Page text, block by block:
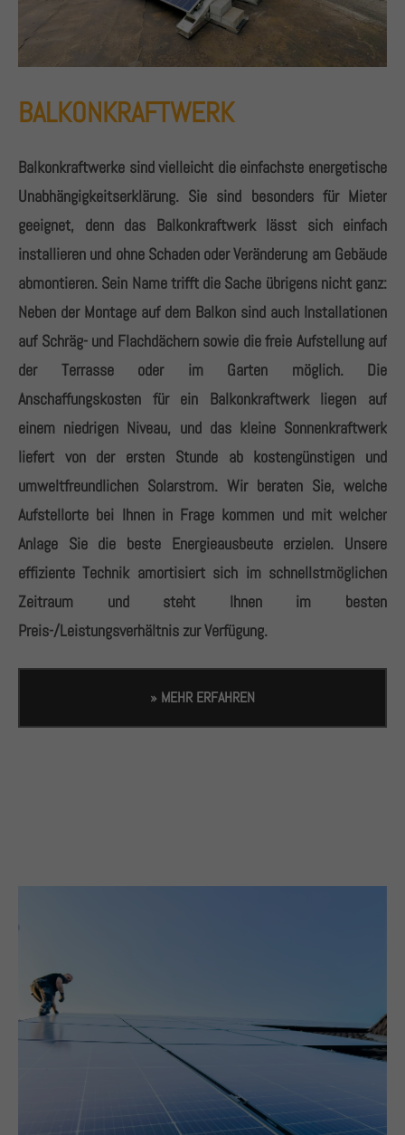
BALKONKRAFTWERK
Balkonkraftwerke sind vielleicht die einfachste energetische
Unabhängigkeitserklärung. Sie sind besonders für Mieter
geeignet, denn das Balkonkraftwerk lässt sich einfach
installieren und ohne Schaden oder Veränderung am Gebäude
abmontieren. Sein Name trifft die Sache übrigens nicht ganz:
Neben der Montage auf dem Balkon sind auch Installationen
auf Schräg- und Flachdächern sowie die freie Aufstellung auf
der Terrasse oder im Garten möglich. Die
Anschaffungskosten für ein Balkonkraftwerk liegen auf
einem niedrigen Niveau, und das kleine Sonnenkraftwerk
liefert von der ersten Stunde ab kostengünstigen und
umweltfreundlichen Solarstrom. Wir beraten Sie, welche
Aufstellorte bei Ihnen in Frage kommen und mit welcher
Anlage Sie die beste Energieausbeute erzielen. Unsere
effiziente Technik amortisiert sich im schnellstmöglichen
Zeitraum und steht Ihnen im besten
Preis-/Leistungsverhältnis zur Verfügung.
» MEHR ERFAHREN